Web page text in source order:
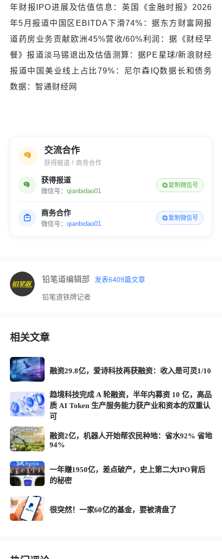
年财报IPO进展及估值信息：英国《金融时报》2026
年5月报道中国区EBITDA下滑74%：据东方财富网报
道药房业务贡献欧洲45%营收/60%利润：据《财经早
餐》报道淡马锡退出及估值测算：据PE星球/新浪财经
报道中国美业线上占比79%：尼尔森IQ数据长和债务
数据：智通财经网
交流合作
获得报道 / 商务合作
获得报道
微信号： qianbidao01
复制微信号
商务合作
微信号： qianbidao01
复制微信号
铅笔道编辑部 发表6409篇文章
铅笔道铁牌记者
相关文章
融资29.8亿，爱诗科技再获融资：收入是可灵1/10
趋境科技完成 A 轮融资，半年内募资 10 亿，高品
质 AI Token 生产服务能力获产业和资本的双重认
可
融资2亿，机器人开始帮农民种地：省水92% 省地
94%
一年赚1950亿，差点破产，史上第二大IPO背后
的秘密
很突然！一家60亿的基金，要被清盘了